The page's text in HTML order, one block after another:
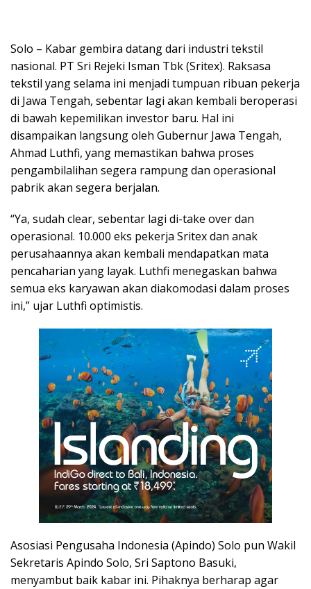
Solo – Kabar gembira datang dari industri tekstil
nasional. PT Sri Rejeki Isman Tbk (Sritex). Raksasa
tekstil yang selama ini menjadi tumpuan ribuan pekerja
di Jawa Tengah, sebentar lagi akan kembali beroperasi
di bawah kepemilikan investor baru. Hal ini
disampaikan langsung oleh Gubernur Jawa Tengah,
Ahmad Luthfi, yang memastikan bahwa proses
pengambilalihan segera rampung dan operasional
pabrik akan segera berjalan.
“Ya, sudah clear, sebentar lagi di-take over dan
operasional. 10.000 eks pekerja Sritex dan anak
perusahaannya akan kembali mendapatkan mata
pencaharian yang layak. Luthfi menegaskan bahwa
semua eks karyawan akan diakomodasi dalam proses
ini,” ujar Luthfi optimistis.
Asosiasi Pengusaha Indonesia (Apindo) Solo pun Wakil
Sekretaris Apindo Solo, Sri Saptono Basuki,
menyambut baik kabar ini. Pihaknya berharap agar